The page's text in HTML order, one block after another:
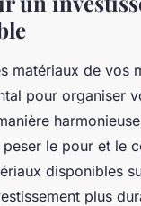
matériaux de vos
pour organiser
le pour et le
disponibles
plus